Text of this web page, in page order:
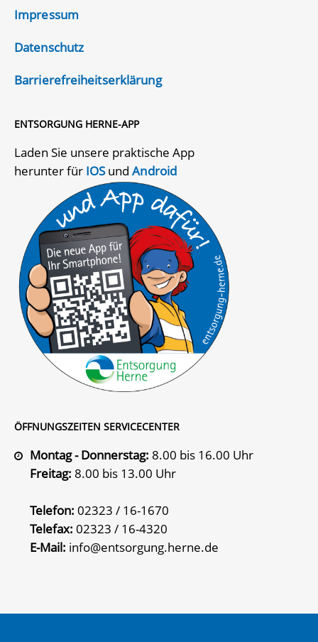
Impressum
Datenschutz
Barrierefreiheitserklärung
ENTSORGUNG HERNE-APP
Laden Sie unsere praktische App
herunter für IOSundAndroid
ÖFFNUNGSZEITEN SERVICECENTER
Montag - Donnerstag: 8.00 bis 16.00 Uhr
Freitag: 8.00 bis 13.00 Uhr
Telefon: 02323 / 16-1670
Telefax: 02323 / 16-4320
E-Mail: info@entsorgung.herne.de